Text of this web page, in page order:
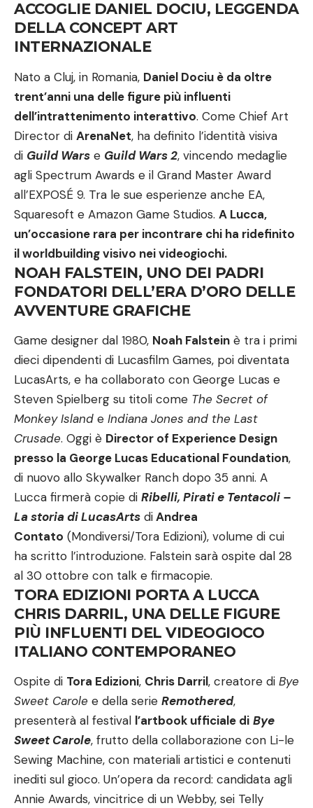
ACCOGLIE DANIEL DOCIU, LEGGENDA
DELLA CONCEPT ART
INTERNAZIONALE
Nato a Cluj, in Romania, Daniel Dociu è da oltre
trent’anni una delle figure più influenti
dell’intrattenimento interattivo. Come Chief Art
Director di ArenaNet, ha definito l’identità visiva
di Guild Wars e Guild Wars 2, vincendo medaglie
agli Spectrum Awards e il Grand Master Award
all’EXPOSÉ 9. Tra le sue esperienze anche EA,
Squaresoft e Amazon Game Studios. A Lucca,
un’occasione rara per incontrare chi ha ridefinito
il worldbuilding visivo nei videogiochi.
NOAH FALSTEIN, UNO DEI PADRI
FONDATORI DELL’ERA D’ORO DELLE
AVVENTURE GRAFICHE
Game designer dal 1980, Noah Falstein è tra i primi
dieci dipendenti di Lucasfilm Games, poi diventata
LucasArts, e ha collaborato con George Lucas e
Steven Spielberg su titoli come The Secret of
Monkey Island e Indiana Jones and the Last
Crusade. Oggi è Director of Experience Design
presso la George Lucas Educational Foundation,
di nuovo allo Skywalker Ranch dopo 35 anni. A
Lucca firmerà copie di Ribelli, Pirati e Tentacoli –
La storia di LucasArts diAndrea
Contato (Mondiversi/Tora Edizioni), volume di cui
ha scritto l’introduzione. Falstein sarà ospite dal 28
al 30 ottobre con talk e firmacopie.
TORA EDIZIONI PORTA A LUCCA
CHRIS DARRIL, UNA DELLE FIGURE
PIÙ INFLUENTI DEL VIDEOGIOCO
ITALIANO CONTEMPORANEO
Ospite di Tora Edizioni, Chris Darril, creatore di Bye
Sweet Carole e della serie Remothered,
presenterà al festival l’artbook ufficiale di Bye
Sweet Carole, frutto della collaborazione con Li-le
Sewing Machine, con materiali artistici e contenuti
inediti sul gioco. Un’opera da record: candidata agli
Annie Awards, vincitrice di un Webby, sei Telly